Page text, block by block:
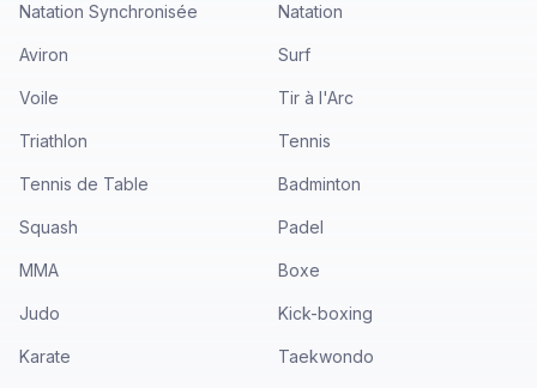
Natation Synchronisée Natation
Aviron Surf
Voile Tir à l'Arc
Triathlon Tennis
Tennis de Table Badminton
Squash Padel
MMA Boxe
Judo Kick-boxing
Karate Taekwondo